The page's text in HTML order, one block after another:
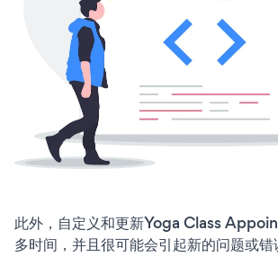
此外，自定义和更新Yoga Class
多时间，并且很可能会引起新的问题或错